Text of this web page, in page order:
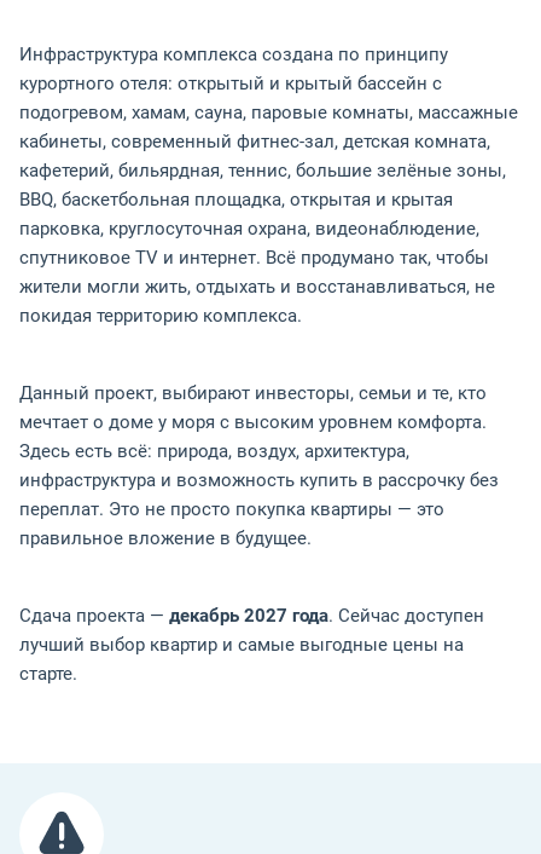
Инфраструктура комплекса создана по принципу
курортного отеля: открытый и крытый бассейн с
подогревом, хамам, сауна, паровые комнаты, массажные
кабинеты, современный фитнес-зал, детская комната,
кафетерий, бильярдная, теннис, большие зелёные зоны,
BBQ, баскетбольная площадка, открытая и крытая
парковка, круглосуточная охрана, видеонаблюдение,
спутниковое TV и интернет. Всё продумано так, чтобы
жители могли жить, отдыхать и восстанавливаться, не
покидая территорию комплекса.
Данный проект, выбирают инвесторы, семьи и те, кто
мечтает о доме у моря с высоким уровнем комфорта.
Здесь есть всё: природа, воздух, архитектура,
инфраструктура и возможность купить в рассрочку без
переплат. Это не просто покупка квартиры — это
правильное вложение в будущее.
Сдача проекта — декабрь 2027 года. Сейчас доступен
лучший выбор квартир и самые выгодные цены на
старте.